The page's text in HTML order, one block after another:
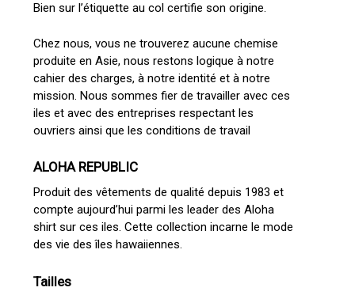
Bien sur l’étiquette au col certifie son origine.
Chez nous, vous ne trouverez aucune chemise
produite en Asie, nous restons logique à notre
cahier des charges, à notre identité et à notre
mission. Nous sommes fier de travailler avec ces
iles et avec des entreprises respectant les
ouvriers ainsi que les conditions de travail
ALOHA REPUBLIC
Produit des vêtements de qualité depuis 1983 et
compte aujourd’hui parmi les leader des Aloha
shirt sur ces iles. Cette collection incarne le mode
des vie des îles hawaiiennes.
Tailles